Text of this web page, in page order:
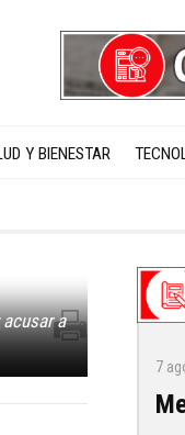
Y BIENESTAR
a
7